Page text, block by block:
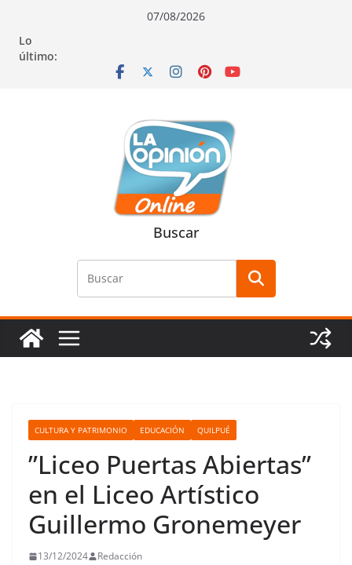
contenido
navegación
contenido
07/08/2026
Lo
último:
Buscar
CULTURA Y PATRIMONIO EDUCACIÓN QUILPUÉ
”Liceo Puertas Abiertas”
en el Liceo Artístico
Guillermo Gronemeyer
13/12/2024 Redacción